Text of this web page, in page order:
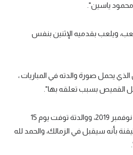
ياسين".
ويلعب بقدميه الإثنين بنفس
يحمل صورة والدته في المباريات ،
القميص بسبب تعلقه بها".
"دخلنا نادي الزمالك يوم 13 نوفمبر 2019، ووالدتة توفت يوم 15
كانت متيقنة بأنه سيقبل في الزمالك، والحمد لله